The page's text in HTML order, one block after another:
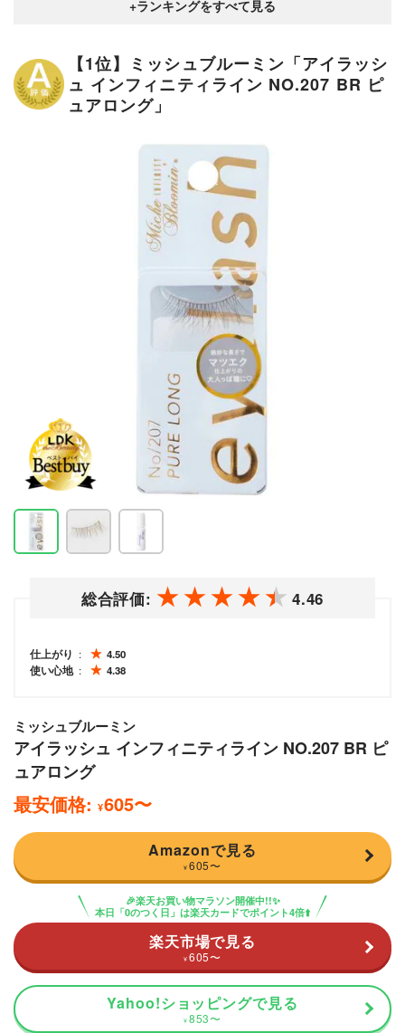
【1位】ミッシュブルーミン「アイラッシ
ュ インフィニティライン NO.207 BR ピ
ュアロング」
総合評価: 4.46
仕上がり
4.50
使い心地
4.38
ミッシュブルーミン
アイラッシュ インフィニティライン NO.207 BR ピ
ュアロング
最安価格: ¥605〜
Amazonで見る
¥ 605〜
🎉楽天お買い物マラソン開催中!!✨
本日「0のつく日」は楽天カードでポイント4倍⬆️
楽天市場で見る
¥ 605〜
Yahoo!ショッピングで見る
¥ 853〜